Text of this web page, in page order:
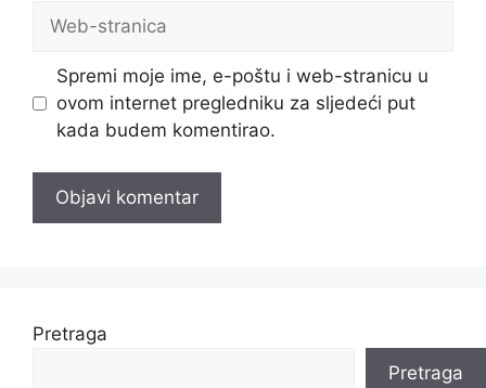
Web-
Spremi moje ime, e-poštu i web-stranicu u
ovom internet pregledniku za sljedeći put
kada budem komentirao.
Pretraga
Pretraga